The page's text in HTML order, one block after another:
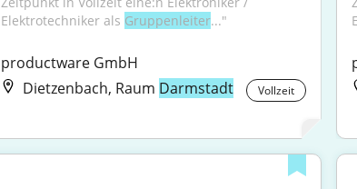
Elektrotechniker als Gruppenleiter..."
productware GmbH
Dietzenbach, Raum Darmstadt Vollzeit